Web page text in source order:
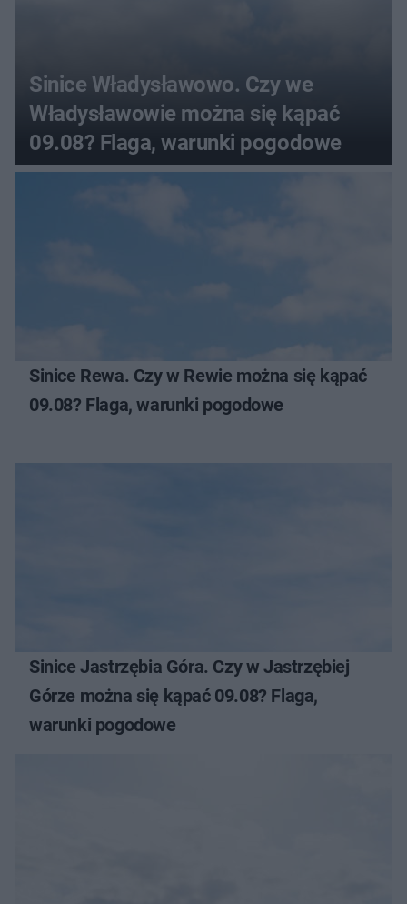
Sinice Władysławowo. Czy we
Władysławowie można się kąpać
09.08? Flaga, warunki pogodowe
Sinice Rewa. Czy w Rewie można się kąpać
09.08? Flaga, warunki pogodowe
Sinice Jastrzębia Góra. Czy w Jastrzębiej
Górze można się kąpać 09.08? Flaga,
warunki pogodowe